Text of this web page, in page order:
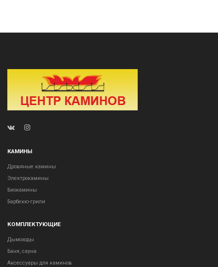
КАМИНЫ
Дровяные камины
Электрокамины
Биокамины
Барбекю-грили
КОМПЛЕКТУЮЩИЕ
Дымоходы
Баня, сауна
Аксессуары для каминов